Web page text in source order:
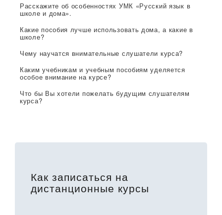
Расскажите об особенностях УМК «Русский язык в
школе и дома».
Какие пособия лучше использовать дома, а какие в
школе?
Чему научатся внимательные слушатели курса?
Каким учебникам и учебным пособиям уделяется
особое внимание на курсе?
Что бы Вы хотели пожелать будущим слушателям
курса?
Как записаться на
дистанционные курсы